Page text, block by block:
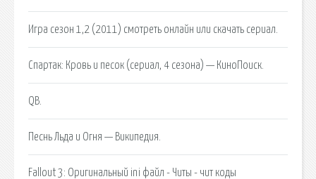
Игра сезон 1,2 (2011) смотреть онлайн или скачать сериал.
Спартак: Кровь и песок (сериал, 4 сезона) — КиноПоиск.
QB.
Песнь Льда и Огня — Википедия.
Fаllout 3: Оригинальный ini файл - Читы - чит коды